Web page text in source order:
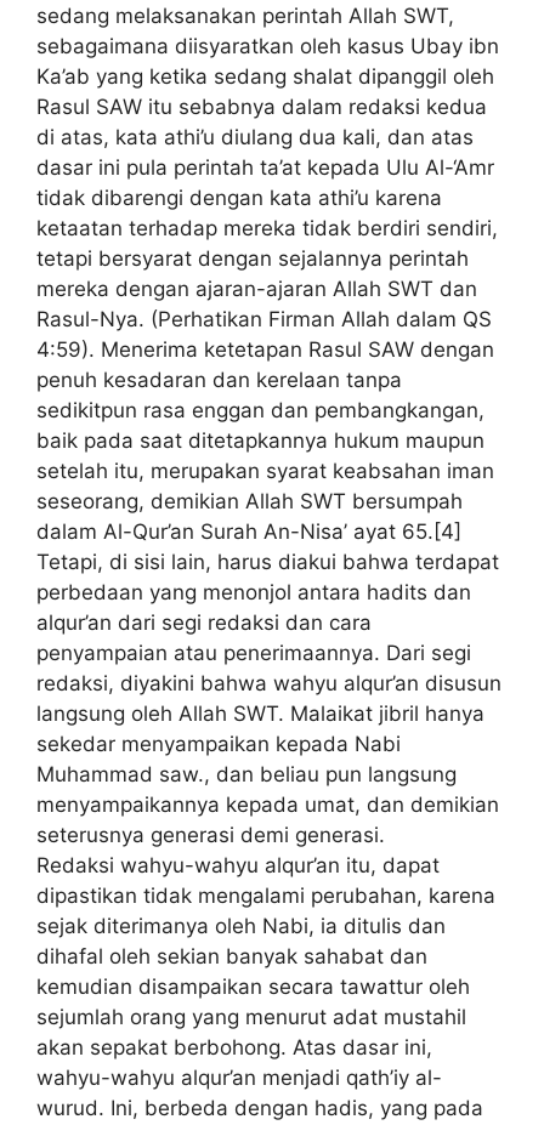
sedang melaksanakan perintah Allah SWT,
sebagaimana diisyaratkan oleh kasus Ubay ibn
Ka’ab yang ketika sedang shalat dipanggil oleh
Rasul SAW itu sebabnya dalam redaksi kedua
di atas, kata athi’u diulang dua kali, dan atas
dasar ini pula perintah ta’at kepada Ulu Al-‘Amr
tidak dibarengi dengan kata athi’u karena
ketaatan terhadap mereka tidak berdiri sendiri,
tetapi bersyarat dengan sejalannya perintah
mereka dengan ajaran-ajaran Allah SWT dan
Rasul-Nya. (Perhatikan Firman Allah dalam QS
4:59). Menerima ketetapan Rasul SAW dengan
penuh kesadaran dan kerelaan tanpa
sedikitpun rasa enggan dan pembangkangan,
baik pada saat ditetapkannya hukum maupun
setelah itu, merupakan syarat keabsahan iman
seseorang, demikian Allah SWT bersumpah
dalam Al-Qur’an Surah An-Nisa’ ayat 65.[4]
Tetapi, di sisi lain, harus diakui bahwa terdapat
perbedaan yang menonjol antara hadits dan
alqur’an dari segi redaksi dan cara
penyampaian atau penerimaannya. Dari segi
redaksi, diyakini bahwa wahyu alqur’an disusun
langsung oleh Allah SWT. Malaikat jibril hanya
sekedar menyampaikan kepada Nabi
Muhammad saw., dan beliau pun langsung
menyampaikannya kepada umat, dan demikian
seterusnya generasi demi generasi.
Redaksi wahyu-wahyu alqur’an itu, dapat
dipastikan tidak mengalami perubahan, karena
sejak diterimanya oleh Nabi, ia ditulis dan
dihafal oleh sekian banyak sahabat dan
kemudian disampaikan secara tawattur oleh
sejumlah orang yang menurut adat mustahil
akan sepakat berbohong. Atas dasar ini,
wahyu-wahyu alqur’an menjadi qath’iy al-
wurud. Ini, berbeda dengan hadis, yang pada